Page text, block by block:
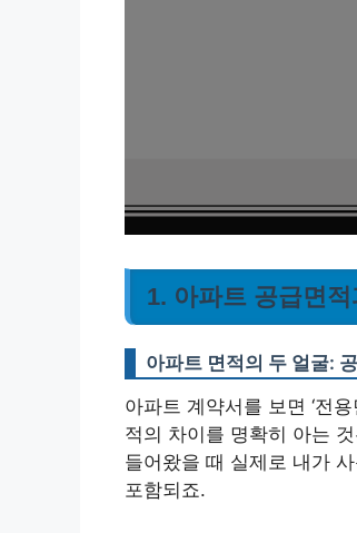
1. 아파트 공급면
아파트 면적의 두 얼굴:
아파트 계약서를 보면 ‘전
적의 차이를 명확히 아는
들어왔을 때 실제로 내가
포함되죠.